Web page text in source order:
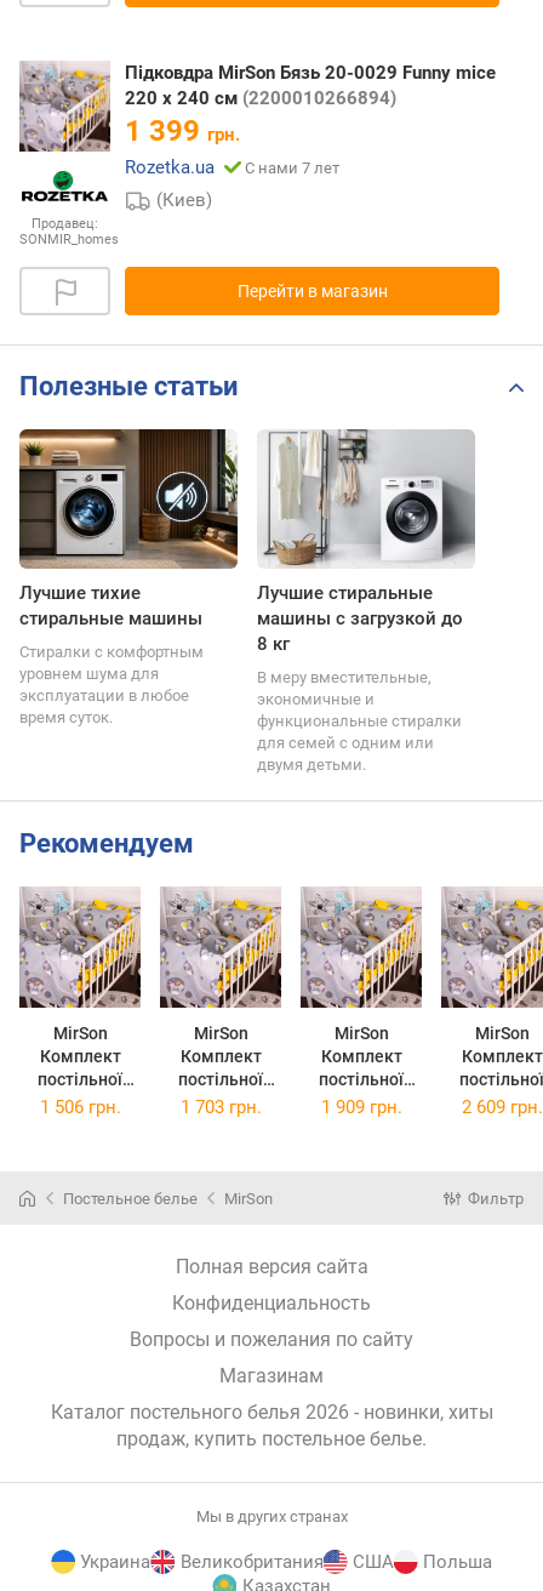
Продавец:
SONMIR_homes
Підковдра MirSon Бязь 20-0029 Funny mice
220 x 240 см (2200010266894)
1 399 грн.
Rozetka.ua
С нами 7 лет
(Киев)
Перейти в магазин
Полезные статьи
Лучшие тихие
стиральные машины
Стиралки с комфортным
уровнем шума для
эксплуатации в любое
время суток.
Лучшие стиральные
машины с загрузкой до
8 кг
В меру вместительные,
экономичные и
функциональные стиралки
для семей с одним или
двумя детьми.
Рекомендуем
MirSon
Комплект
постільної
білизни
см Бязь
MirSon
Комплект
постільної
білизни
см Бязь
MirSon
Комплект
постільної
білизни Євро
MirSon
Комплект
постільної
білизни
Mice Бязь
1 506 грн. 1 703 грн. 1 909 грн. 2 609 грн.
Постельное белье MirSon Фильтр
Полная версия сайта
Конфиденциальность
Вопросы и пожелания по сайту
Магазинам
Каталог постельного белья 2026 - новинки, хиты
продаж, купить постельное белье.
Мы в других странах
Украина Великобритания США
Польша
Казахстан